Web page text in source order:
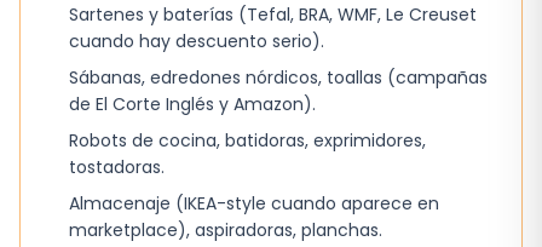
en un refrigerador cuando sea necesario. Los
usuarios que valoran el bajo nivel de ruido y la
eficiencia en el consumo de energía
encontrarán en él una solución fiable, aunque
la falta de conectividad y la interfaz algo
básica podrían ser una desventaja para
quienes buscan una experiencia más moderna.
Sartenes y baterías (Tefal, BRA, WMF, Le Creuset
cuando hay descuento serio).
Sábanas, edredones nórdicos, toallas (campañas
de El Corte Inglés y Amazon).
Robots de cocina, batidoras, exprimidores,
tostadoras.
Almacenaje (IKEA-style cuando aparece en
marketplace), aspiradoras, planchas.